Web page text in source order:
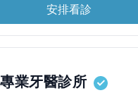
安排看診
業牙醫診所